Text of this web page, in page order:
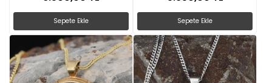
Sepete Ekle Sepete Ekle